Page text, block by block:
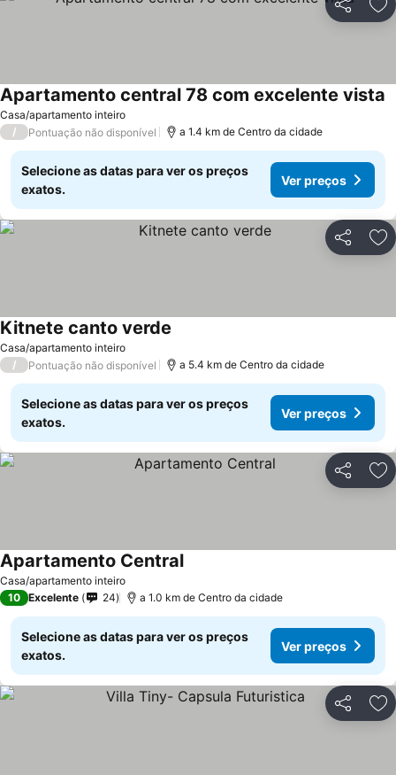
Partilhar
Casa/apartamento inteiro
Apartamento central 78 com excelente vista
/ Pontuação não disponível a 1.4 km de Centro da cidade
Selecione as datas para ver os preços
exatos.
Ver preços
Partilhar
Casa/apartamento inteiro
Kitnete canto verde
/ Pontuação não disponível a 5.4 km de Centro da cidade
Selecione as datas para ver os preços
exatos.
Ver preços
Partilhar
Casa/apartamento inteiro
Apartamento Central
10 Excelente 24 a 1.0 km de Centro da cidade
Selecione as datas para ver os preços
exatos.
Ver preços
Partilhar